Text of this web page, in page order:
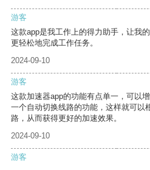
游客
这款app是我工作上的得力助手，让我
更轻松地完成工作任务。
2024-09-10
游客
这款加速器app的功能有点单一，可以
一个自动切换线路的功能，这样就可以
路，从而获得更好的加速效果。
2024-09-10
游客